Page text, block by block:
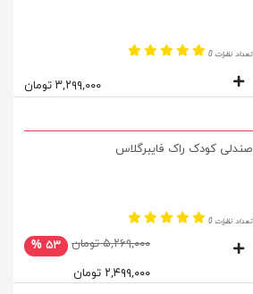
تعداد نظرات 0
۳,۲۹۹,۰۰۰ تومان
صندلی کودک راک فایبرگلاس
تعداد نظرات 0
۵,۲۶۹,۰۰۰ تومان
۵۳ %
۲,۴۹۹,۰۰۰ تومان